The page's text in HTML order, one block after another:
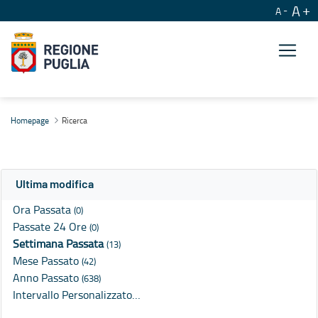
A A
Homepage Ricerca
Ultima modifica
Ora Passata (0)
Passate 24 Ore (0)
Settimana Passata(13)
Mese Passato (42)
Anno Passato (638)
Intervallo Personalizzato…